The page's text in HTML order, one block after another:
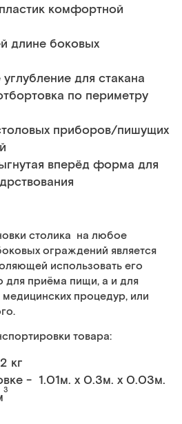
комфортной
длине боковых
для стакана
по периметру
приборов/пишущих
вперёд форма для
столика на любое
ограждений является
использовать его
для приёма пищи, а и для
процедур, или
товара:
кг
- 1.01м. x 0.3м. x 0.03м.
3